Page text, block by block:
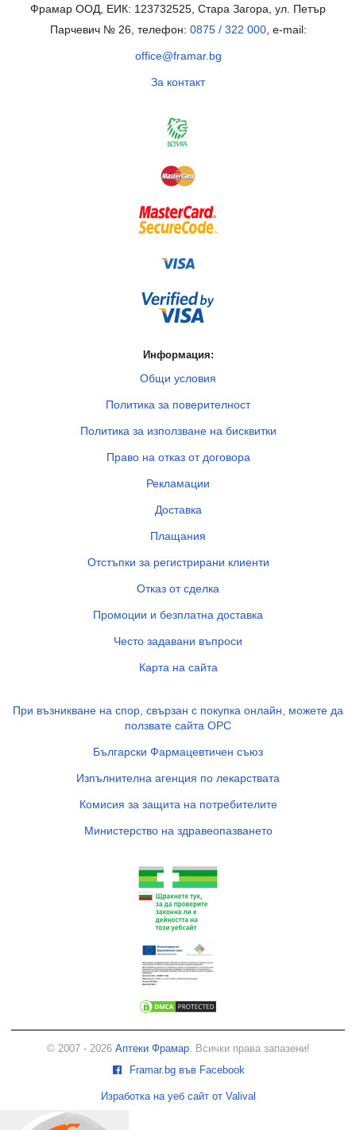
Фрамар ООД, ЕИК: 123732525, Стара Загора, ул. Петър
Парчевич № 26, телефон: 0875 / 322 000, e-mail:
office@framar.bg
За контакт
Информация:
Общи условия
Политика за поверителност
Политика за използване на бисквитки
Право на отказ от договора
Рекламации
Доставка
Плащания
Отстъпки за регистрирани клиенти
Отказ от сделка
Промоции и безплатна доставка
Често задавани въпроси
Карта на сайта
При възникване на спор, свързан с покупка онлайн, можете да
ползвате сайта ОРС
Български Фармацевтичен съюз
Изпълнителна агенция по лекарствата
Комисия за защита на потребителите
Министерство на здравеопазването
© 2007 - 2026 Аптеки Фрамар. Всички права запазени!
Framar.bg във Facebook
Изработка на уеб сайт от Valival